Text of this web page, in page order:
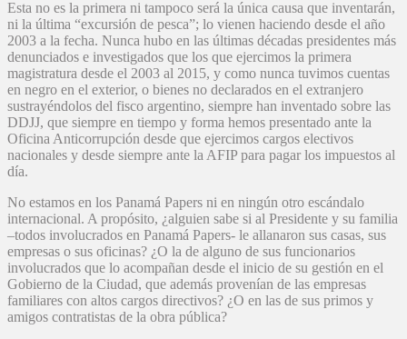
Esta no es la primera ni tampoco será la única causa que inventarán,
ni la última “excursión de pesca”; lo vienen haciendo desde el año
2003 a la fecha. Nunca hubo en las últimas décadas presidentes más
denunciados e investigados que los que ejercimos la primera
magistratura desde el 2003 al 2015, y como nunca tuvimos cuentas
en negro en el exterior, o bienes no declarados en el extranjero
sustrayéndolos del fisco argentino, siempre han inventado sobre las
DDJJ, que siempre en tiempo y forma hemos presentado ante la
Oficina Anticorrupción desde que ejercimos cargos electivos
nacionales y desde siempre ante la AFIP para pagar los impuestos al
día.
No estamos en los Panamá Papers ni en ningún otro escándalo
internacional. A propósito, ¿alguien sabe si al Presidente y su familia
–todos involucrados en Panamá Papers- le allanaron sus casas, sus
empresas o sus oficinas? ¿O la de alguno de sus funcionarios
involucrados que lo acompañan desde el inicio de su gestión en el
Gobierno de la Ciudad, que además provenían de las empresas
familiares con altos cargos directivos? ¿O en las de sus primos y
amigos contratistas de la obra pública?